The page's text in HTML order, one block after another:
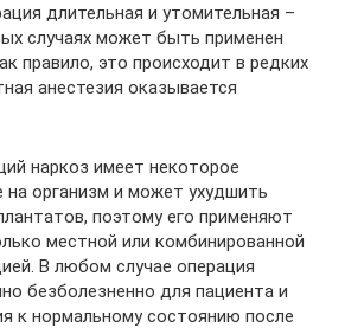
длительная и утомительная –
случаях может быть применен
правило, это происходит в редких
анестезия оказывается
наркоз имеет некоторое
на организм и может ухудшить
поэтому его применяют
местной или комбинированной
В любом случае операция
безболезненно для пациента и
к нормальному состоянию после